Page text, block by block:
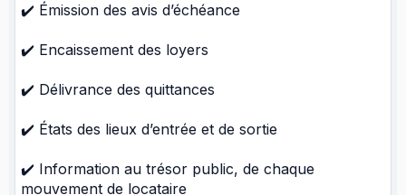
✔️ Émission des avis d’échéance
✔️ Encaissement des loyers
✔️ Délivrance des quittances
✔️ États des lieux d’entrée et de sortie
✔️ Information au trésor public, de chaque
mouvement de locataire